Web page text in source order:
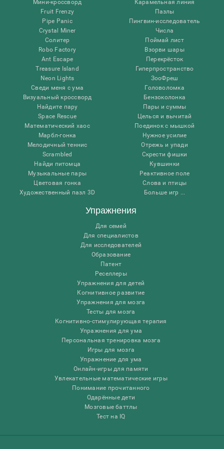
Мини-кроссворд
Fruit Frenzy
Pipe Panic
Crystal Miner
Солитер
Robo Factory
Ant Escape
Treasure Island
Neon Lights
Сведи меня с ума
Визуальный кроссворд
Найдите пару
Space Rescue
Математический хаос
Марбл-гонка
Мелодичный теннис
Scrambled
Найди питомца
Музыкальные пары
Цветовая гонка
Художественный пазл 3D
Карамельная линия
Пазлы
Пингвин-исследователь
Числа
Поймай лист
Взорви шары
Перекрёсток
Гиперпространство
ЗооФреш
Головоломка
Бензоколонка
Пары и суммы
Целься и вычитай
Поединок с мышкой
Нужное усилие
Отрежь и упади
Скрести фишки
Кувшинки
Реактивное поле
Слова и птицы
Больше игр ...
Упражнения
Для семей
Для специалистов
Для исследователей
Образование
Патент
Реселлеры
Упражнения для детей
Когнитивное развитие
Упражнения для мозга
Тесты для мозга
Когнитивно-стимулирующая терапия
Упражнения для ума
Персональная тренировка мозга
Игры для мозга
Упражнение для ума
Онлайн-игры для памяти
Увлекательные математические игры
Понимание прочитанного
Одарённые дети
Мозговые баттлы
Тест на IQ